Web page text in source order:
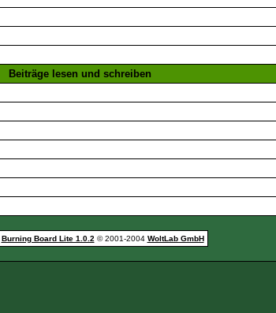
Beiträge lesen und schreiben
Burning Board Lite 1.0.2 © 2001-2004 WoltLab GmbH